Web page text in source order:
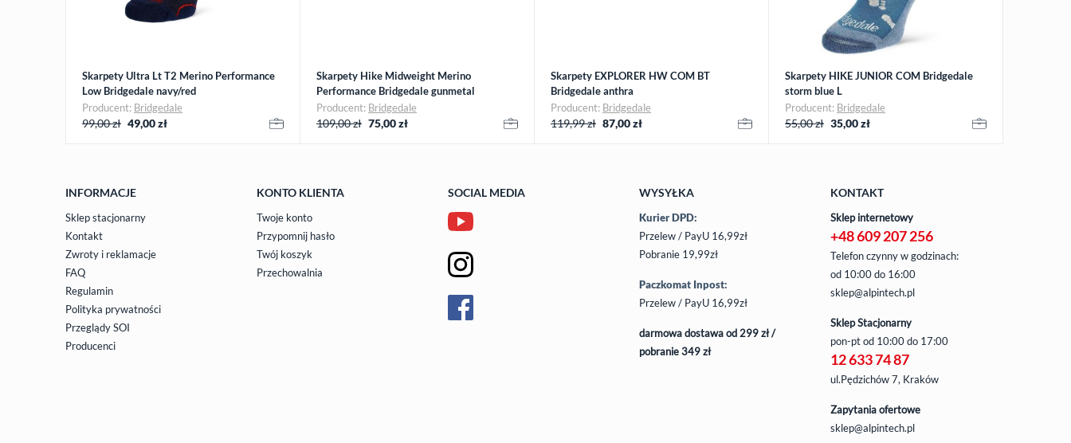
Skarpety Ultra Lt T2 Merino Performance
Low Bridgedale navy/red
Producent: Bridgedale
99,00 zł 49,00zł
Skarpety Hike Midweight Merino
Performance Bridgedale gunmetal
Producent: Bridgedale
109,00 zł 75,00zł
Skarpety EXPLORER HW COM BT
Bridgedale anthra
Producent: Bridgedale
119,99 zł 87,00zł
Skarpety HIKE JUNIOR COM Bridgedale
storm blue L
Producent: Bridgedale
55,00 zł 35,00zł
INFORMACJE
Sklep stacjonarny
Kontakt
Zwroty i reklamacje
FAQ
Regulamin
Polityka prywatności
Przeglądy SOI
Producenci
KONTO KLIENTA
Twoje konto
Przypomnij hasło
Twój koszyk
Przechowalnia
SOCIAL MEDIA WYSYŁKA
Kurier DPD:
Przelew / PayU 16,99zł
Pobranie 19,99zł
Paczkomat Inpost:
Przelew / PayU 16,99zł
darmowa dostawa od 299 zł /
pobranie 349 zł
KONTAKT
Sklep internetowy
+48 609 207 256
Telefon czynny w godzinach:
od 10:00 do 16:00
sklep@alpintech.pl
Sklep Stacjonarny
pon-ptod 10:00 do 17:00
12 633 74 87
ul.Pędzichów 7, Kraków
Zapytania ofertowe
sklep@alpintech.pl